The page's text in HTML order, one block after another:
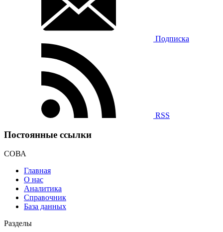
Подписка
RSS
Постоянные ссылки
СОВА
Главная
О нас
Аналитика
Справочник
База данных
Разделы